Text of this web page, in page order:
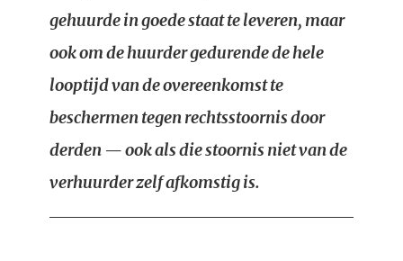
gehuurde in goede staat te leveren, maar
ook om de huurder gedurende de hele
looptijd van de overeenkomst te
beschermen tegen rechtsstoornis door
derden — ook als die stoornis niet van de
verhuurder zelf afkomstig is.